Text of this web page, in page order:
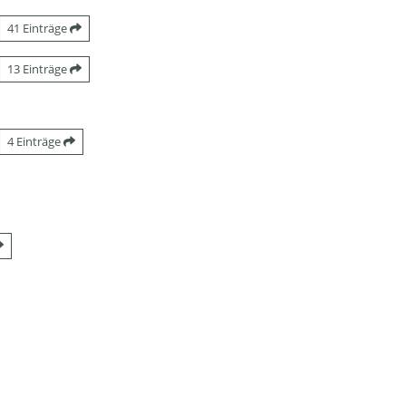
41 Einträge
13 Einträge
4 Einträge